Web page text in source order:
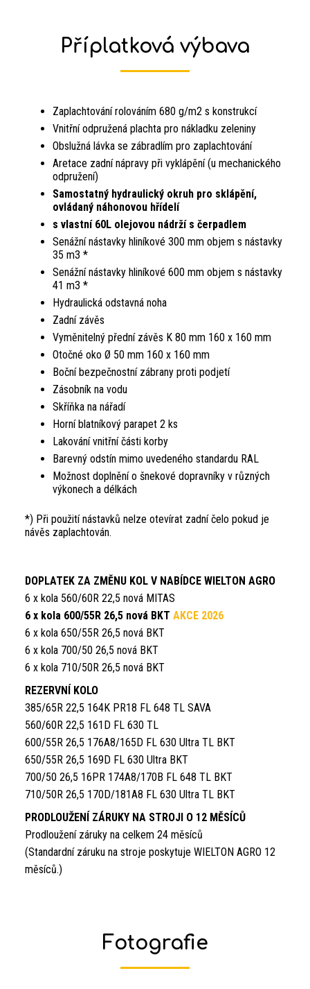
Příplatková výbava
Zaplachtování rolováním 680 g/m2 s konstrukcí
Vnitřní odpružená plachta pro nákladku zeleniny
Obslužná lávka se zábradlím pro zaplachtování
Aretace zadní nápravy při vyklápění (u mechanického
odpružení)
Samostatný hydraulický okruh pro sklápění,
ovládaný náhonovou hřídelí
s vlastní 60L olejovou nádrží s čerpadlem
Senážní nástavky hliníkové 300 mm objem s nástavky
35 m3 *
Senážní nástavky hliníkové 600 mm objem s nástavky
41 m3 *
Hydraulická odstavná noha
Zadní závěs
Vyměnitelný přední závěs K 80 mm 160 x 160 mm
Otočné oko Ø 50 mm 160 x 160 mm
Boční bezpečnostní zábrany proti podjetí
Zásobník na vodu
Skříňka na nářadí
Horní blatníkový parapet 2 ks
Lakování vnitřní části korby
Barevný odstín mimo uvedeného standardu RAL
Možnost doplnění o šnekové dopravníky v různých
výkonech a délkách
*) Při použití nástavků nelze otevírat zadní čelo pokud je
návěs zaplachtován.
DOPLATEK ZA ZMĚNU KOL V NABÍDCE WIELTON AGRO
6 x kola 560/60R 22,5 nová MITAS
6 x kola 600/55R 26,5 nová BKT AKCE 2026
6 x kola 650/55R 26,5 nová BKT
6 x kola 700/50 26,5 nová BKT
6 x kola 710/50R 26,5 nová BKT
REZERVNÍ KOLO
385/65R 22,5 164K PR18 FL 648 TL SAVA
560/60R 22,5 161D FL 630 TL
600/55R 26,5 176A8/165D FL 630 Ultra TL BKT
650/55R 26,5 169D FL 630 Ultra BKT
700/50 26,5 16PR 174A8/170B FL 648 TL BKT
710/50R 26,5 170D/181A8 FL 630 Ultra TL BKT
PRODLOUŽENÍ ZÁRUKY NA STROJI O 12 MĚSÍCŮ
Prodloužení záruky na celkem 24 měsíců
(Standardní záruku na stroje poskytuje WIELTON AGRO 12
měsíců.)
Fotografie